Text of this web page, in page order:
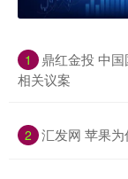
1
鼎红金投 中
相关议案
2 汇发网 苹果为